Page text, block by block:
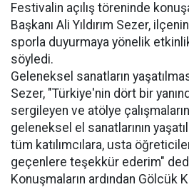
Festivalin açılış töreninde
Başkanı Ali Yıldırım Sezer,
sporla duyurmaya yönelik
söyledi.
Geleneksel sanatların
Sezer, "Türkiye'nin dört bir
sergileyen ve atölye
geleneksel el sanatlarının
tüm katılımcılara, usta
geçenlere teşekkür ederim"
Konuşmaların ardından Gölcük